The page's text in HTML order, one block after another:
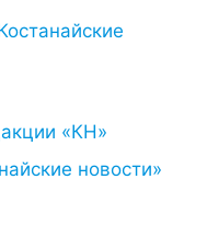
«КН»
новости»